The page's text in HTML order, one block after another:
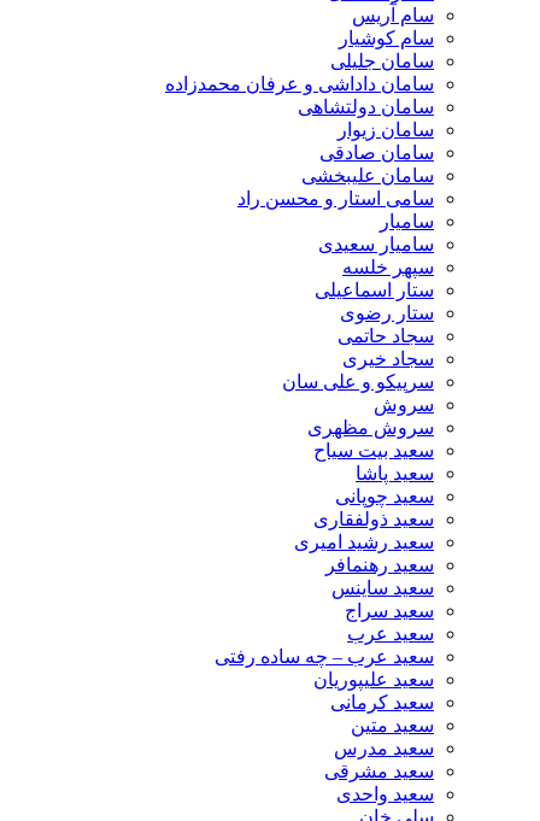
سام آریس
سام کوشیار
سامان جلیلی
سامان داداشی و عرفان محمدزاده
سامان دولتشاهی
سامان زیوار
سامان صادقی
سامان علیبخشی
سامی استار و محسن راد
سامیار
سامیار سعیدی
سپهر خلسه
ستار اسماعیلی
ستار رضوی
سجاد حاتمی
سجاد خیری
سرپیکو و علی سان
سروش
سروش مظهری
سعید بیت سیاح
سعید پاشا
سعید چوپانی
سعید ذولفقاری
سعید رشید امیری
سعید رهنمافر
سعید ساینس
سعید سراج
سعید عرب
سعید عرب – چه ساده رفتی
سعید علیپوریان
سعید کرمانی
سعید متین
سعید مدرس
سعید مشرقی
سعید واحدی